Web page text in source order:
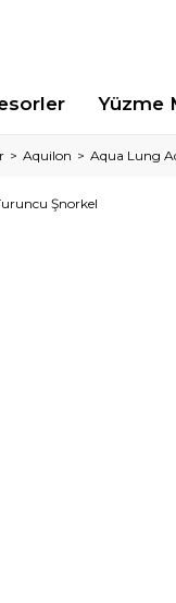
Yüzme
Aquilon Aqua Lung